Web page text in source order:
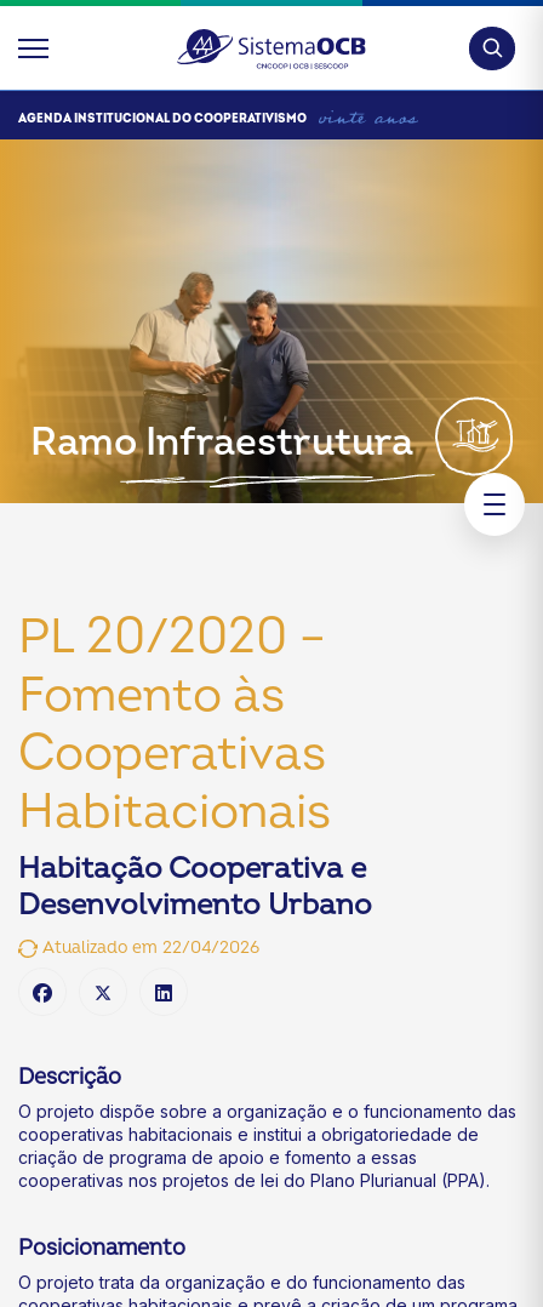
AGENDA INSTITUCIONAL DO COOPERATIVISMO
Ramo Infraestrutura
PL 20/2020 –
Fomento às
Cooperativas
Habitacionais
Habitação Cooperativa e
Desenvolvimento Urbano
Atualizado em 22/04/2026
Descrição
O projeto dispõe sobre a organização e o funcionamento das
cooperativas habitacionais e institui a obrigatoriedade de
criação de programa de apoio e fomento a essas
cooperativas nos projetos de lei do Plano Plurianual (PPA).
Posicionamento
O projeto trata da organização e do funcionamento das